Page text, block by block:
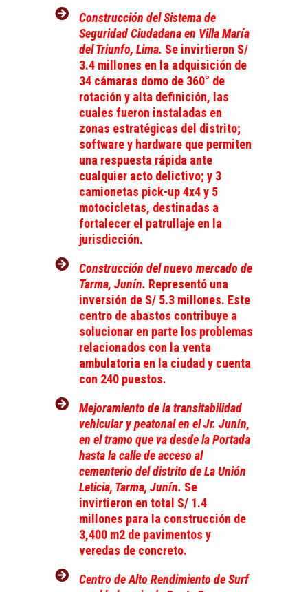
Construcción del Sistema de
Seguridad Ciudadana en Villa María
del Triunfo, Lima. Se invirtieron S/
3.4 millones en la adquisición de
34 cámaras domo de 360° de
rotación y alta definición, las
cuales fueron instaladas en
zonas estratégicas del distrito;
software y hardware que permiten
una respuesta rápida ante
cualquier acto delictivo; y 3
camionetas pick-up 4x4 y 5
motocicletas, destinadas a
fortalecer el patrullaje en la
jurisdicción.
Construcción del nuevo mercado de
Tarma, Junín. Representó una
inversión de S/ 5.3 millones. Este
centro de abastos contribuye a
solucionar en parte los problemas
relacionados con la venta
ambulatoria en la ciudad y cuenta
con 240 puestos.
Mejoramiento de la transitabilidad
vehicular y peatonal en el Jr. Junín,
en el tramo que va desde la Portada
hasta la calle de acceso al
cementerio del distrito de La Unión
Leticia, Tarma, Junín. Se
invirtieron en total S/ 1.4
millones para la construcción de
3,400 m2 de pavimentos y
veredas de concreto.
Centro de Alto Rendimiento de Surf